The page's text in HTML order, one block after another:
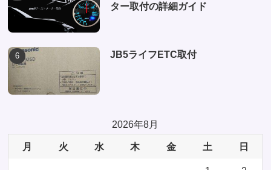
ター取付の詳細ガイド
JB5ライフETC取付
2026年8月
月 火 水 木 金 土 日